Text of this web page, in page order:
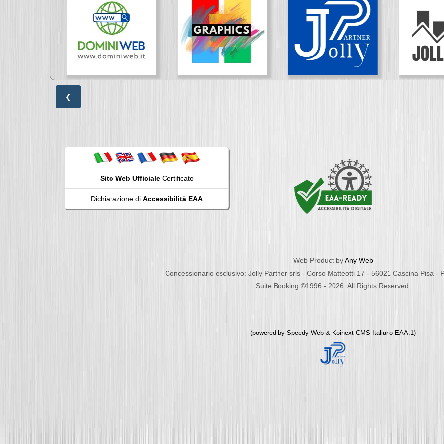
❮
Sito Web UfficialeCertificato
Dichiarazione di Accessibilità EAA
Web Product byAny Web
Concessionario esclusivo: Jolly Partner srls - Corso Matteotti 17 - 56021 Cascina Pisa -
Suite Booking ©1996 - 2026. All Rights Reserved.
(powered by Speedy Web & Koinext CMS Italiano EAA.1)